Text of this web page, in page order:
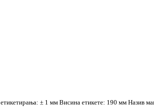
± 1 мм Висина етикете: 190 мм